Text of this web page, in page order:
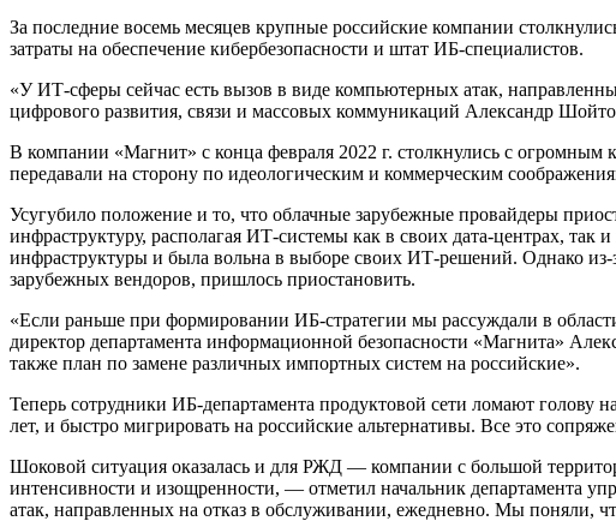
За последние восемь месяцев крупные российские компании
затраты на обеспечение кибербезопасности и штат ИБ-специалистов.
«У ИТ-сферы сейчас есть вызов в виде компьютерных атак,
цифрового развития, связи и массовых коммуникаций Александр
В компании «Магнит» с конца февраля 2022 г. столкнулись с
передавали на сторону по идеологическим и коммерческим
Усугубило положение и то, что облачные зарубежные провайдеры
инфраструктуру, располагая ИТ-системы как в своих дата-центрах,
инфраструктуры и была вольна в выборе своих ИТ-решений. Однако из-
зарубежных вендоров, пришлось приостановить.
«Если раньше при формировании ИБ-стратегии мы рассуждали в
директор департамента информационной безопасности «Магнита»
также план по замене различных импортных систем на российские».
Теперь сотрудники ИБ-департамента продуктовой сети ломают
лет, и быстро мигрировать на российские альтернативы. Все это
Шоковой ситуация оказалась и для РЖД — компании с большой
интенсивности и изощренности, — отметил начальник департамента
атак, направленных на отказ в обслуживании, ежедневно. Мы поняли,